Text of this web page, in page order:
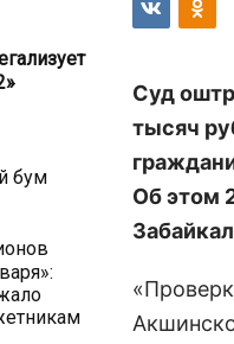
бум
Суд
тысяч
Об этом